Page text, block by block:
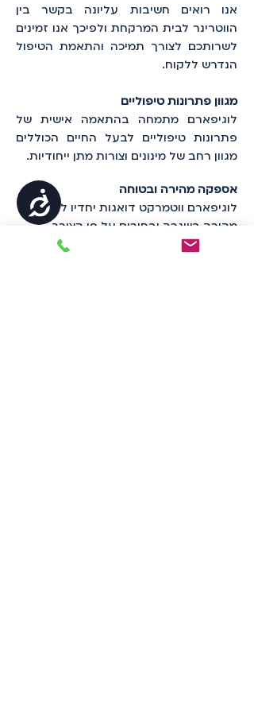
נגישות
אנו רואים חשיבות עליונה בקשר בין
הווטרינר לבית המרקחת ולפיכך אנו זמינים
לשרותכם לצורך תמיכה והתאמת הטיפול
הנדרש ללקוח.
מגוון פתרונות טיפוליים
לוגיפארם מתמחה בהתאמה אישית של
פתרונות טיפוליים לבעל החיים הכוללים
מגוון רחב של מינונים וצורות מתן ייחודיות.
אספקה מהירה ובטוחה
לוגיפארם ווטמרקט דואגות יחדיו לאספקה
מהירה בשגרה ובחירום על פי הצורך,
בתנאים מבוקרי טמפרטורה בהתאם